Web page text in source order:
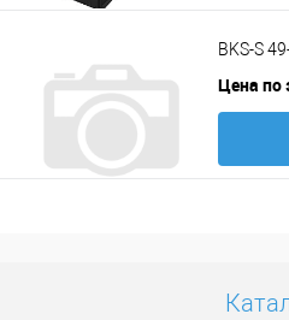
BKS-S
Цена по